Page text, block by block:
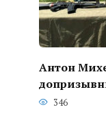
Антон
346